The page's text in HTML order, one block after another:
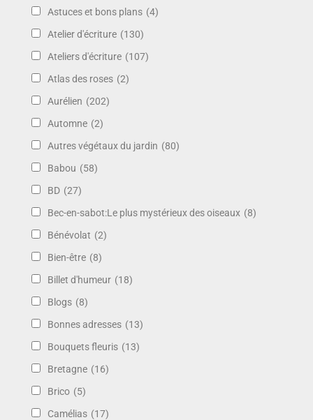
Astuces et bons plans (4)
Atelier d'écriture (130)
Ateliers d'écriture (107)
Atlas des roses (2)
Aurélien (202)
Automne (2)
Autres végétaux du jardin (80)
Babou (58)
BD (27)
Bec-en-sabot:Le plus mystérieux des oiseaux (8)
Bénévolat (2)
Bien-être (8)
Billet d'humeur (18)
Blogs (8)
Bonnes adresses (13)
Bouquets fleuris (13)
Bretagne (16)
Brico (5)
Camélias (17)